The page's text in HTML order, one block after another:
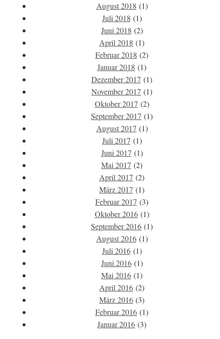
August 2018 (1)
Juli 2018 (1)
Juni 2018 (2)
April 2018 (1)
Februar 2018 (2)
Januar 2018 (1)
Dezember 2017 (1)
November 2017 (1)
Oktober 2017 (2)
September 2017 (1)
August 2017 (1)
Juli 2017 (1)
Juni 2017 (1)
Mai 2017 (2)
April 2017 (2)
März 2017 (1)
Februar 2017 (3)
Oktober 2016(1)
September 2016 (1)
August 2016(1)
Juli 2016(1)
Juni 2016(1)
Mai 2016 (1)
April 2016 (2)
März 2016 (3)
Februar 2016 (1)
Januar 2016 (3)